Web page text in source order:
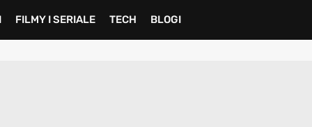
FILMY I SERIALE TECH BLOGI